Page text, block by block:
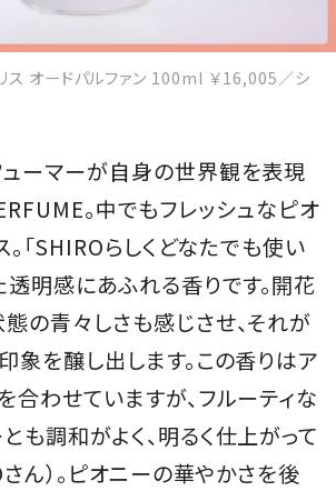
ス オードパルファン 100ml ￥16,005／シ
ーマーが自身の世界観を表現
。中でもフレッシュなピオ
。「SHIROらしくどなたでも使い
透明感にあふれる香りです。開花
の青々しさも感じさせ、それが
象を醸し出します。この香りはア
合わせていますが、フルーティな
も調和がよく、明るく仕上がって
さん）。ピオニーの華やかさを後